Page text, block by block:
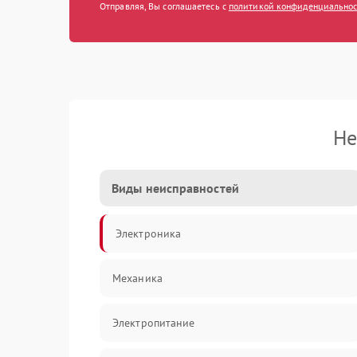
Отправляя, Вы соглашаетесь с политикой
Виды неисправностей
Электроника
Механика
Электропитание